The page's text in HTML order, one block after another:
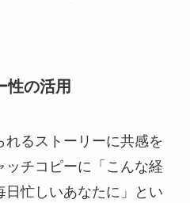
性の活用
れるストーリーに共感を
ッチコピーに「こんな経
忙しいあなたに」とい